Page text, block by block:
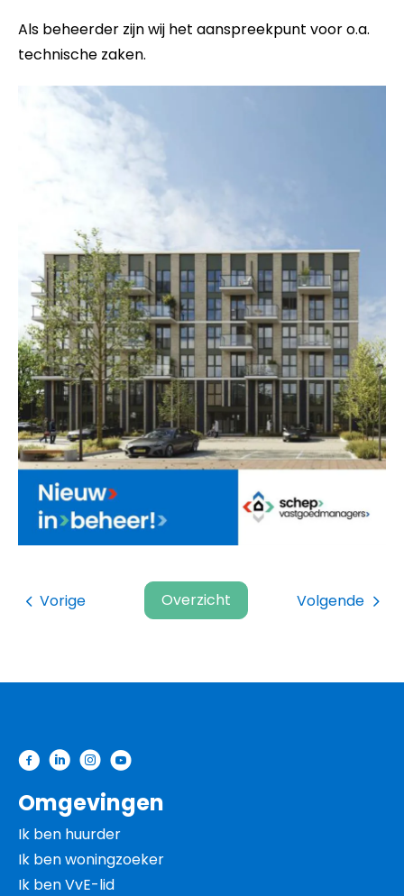
Als beheerder zijn wij het aanspreekpunt voor o.a.
technische zaken.
Volgende
Overzicht
Vorige
Contactinformatie
Omgevingen
Ik ben huurder
Ik ben woningzoeker
Ik ben VvE-lid